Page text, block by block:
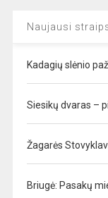
Naujausi
Kadagių slėnio
Siesikų dvaras –
Žagarės
Briugė: Pasakų